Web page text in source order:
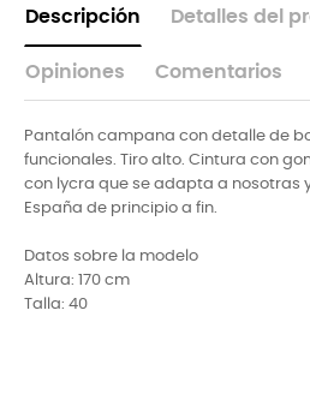
Descripción Detalles del
Opiniones Comentarios
Pantalón campana con detalle de
funcionales. Tiro alto. Cintura con
con lycra que se adapta a nosotras
España de principio a fin.
Datos sobre la modelo
Altura: 170 cm
Talla: 40